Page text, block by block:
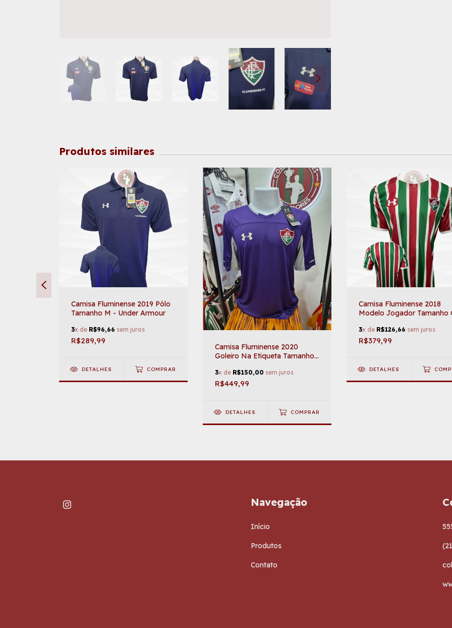
Produtos similares
Camisa Fluminense 2019 Pólo
Tamanho M - Under Armour
3x de R$96,66 sem juros
R$289,99
DETALHES COMPRAR
Camisa Fluminense 2020
Goleiro Na Etiqueta Tamanho
3x de R$150,00 sem juros
R$449,99
DETALHES COMPRAR
Camisa Fluminense 2018
Modelo Jogador Tamanho
3x de R$126,66 sem juros
R$379,99
DETALHES
Navegação
Início
Produtos
Contato